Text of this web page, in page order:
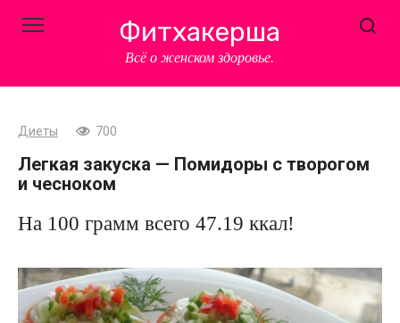
Фитхакерша
Всё о женском здоровье.
Диеты 700
Легкая закуска — Помидоры с творогом
и чесноком
На 100 грамм всего 47.19 ккал!